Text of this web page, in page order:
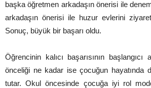
başka öğretmen arkadaşın önerisi ile
arkadaşın önerisi ile huzur evlerini
Sonuç, büyük bir başarı oldu.
Öğrencinin kalıcı başarısının
önceliği ne kadar ise çocuğun hayatında
tutar. Okul öncesinde çocuğa iyi rol